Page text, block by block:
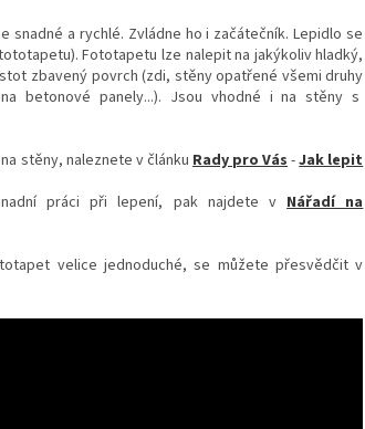
a rychlé. Zvládne ho i začátečník. Lepidlo se
Fototapetu lze nalepit na jakýkoliv hladký,
zbavený povrch (zdi, stěny opatřené všemi druhy
betonové panely...). Jsou vhodné i na stěny s
stěny, naleznete v článku Rady pro Vás-Jak lepit
práci při lepení, pak najdete vNářadí na
velice jednoduché, se můžete přesvědčit v